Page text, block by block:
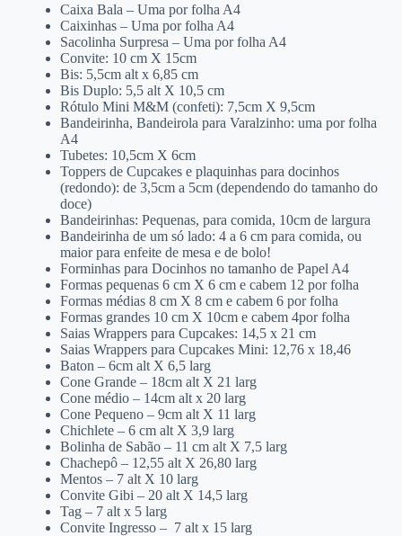
Caixa Bala – Uma por folha A4
Caixinhas – Uma por folha A4
Sacolinha Surpresa – Uma por folha A4
Convite: 10 cm X 15cm
Bis: 5,5cm alt x 6,85 cm
Bis Duplo: 5,5 alt X 10,5 cm
Rótulo Mini M&M (confeti): 7,5cm X 9,5cm
Bandeirinha, Bandeirola para Varalzinho: uma por folha
A4
Tubetes: 10,5cm X 6cm
Toppers de Cupcakes e plaquinhas para docinhos
(redondo): de 3,5cm a 5cm (dependendo do tamanho do
doce)
Bandeirinhas: Pequenas, para comida, 10cm de largura
Bandeirinha de um só lado: 4 a 6 cm para comida, ou
maior para enfeite de mesa e de bolo!
Forminhas para Docinhos no tamanho de Papel A4
Formas pequenas 6 cm X 6 cm e cabem 12 por folha
Formas médias 8 cm X 8 cm e cabem 6 por folha
Formas grandes 10 cm X 10cm e cabem 4por folha
Saias Wrappers para Cupcakes: 14,5 x 21 cm
Saias Wrappers para Cupcakes Mini: 12,76 x 18,46
Baton – 6cm alt X 6,5 larg
Cone Grande – 18cm alt X 21 larg
Cone médio – 14cm alt x 20 larg
Cone Pequeno – 9cm alt X 11 larg
Chichlete – 6 cm alt X 3,9 larg
Bolinha de Sabão – 11 cm alt X 7,5 larg
Chachepô – 12,55 alt X 26,80 larg
Mentos – 7 alt X 10 larg
Convite Gibi – 20 alt X 14,5 larg
Tag – 7 alt x 5 larg
Convite Ingresso – 7 alt x 15 larg